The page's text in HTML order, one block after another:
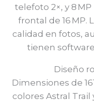
telefoto 2×, y 8
frontal de 16 MP.
calidad en fotos,
tienen
Diseño
Dimensiones de
colores Astral Trail